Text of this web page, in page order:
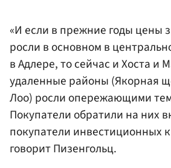
«И если в прежние годы цены
росли в основном в
в Адлере, то сейчас и Хоста и
удаленные районы (Якорная
Лоо) росли опережающими
Покупатели обратили на них
покупатели инвестиционных
говорит Пизенгольц.